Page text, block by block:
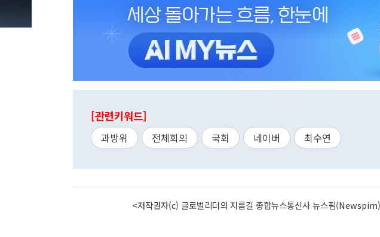
[관련키워드]
과방위 전체회의 국회 네이버 최수연
<저작권자(c) 글로벌리더의 지름길 종합뉴스통신사 뉴스핌